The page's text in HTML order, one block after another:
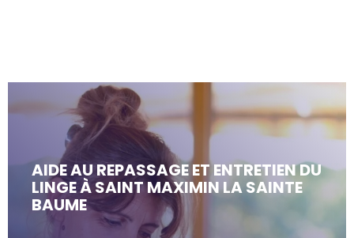
AIDE AU REPASSAGE ET ENTRETIEN DU
LINGE À SAINT MAXIMIN LA SAINTE
BAUME